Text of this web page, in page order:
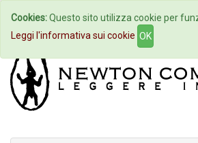
Home Autori
Cookies:Questo sito utilizza cookie per
Leggi l'informativa sui cookie OK